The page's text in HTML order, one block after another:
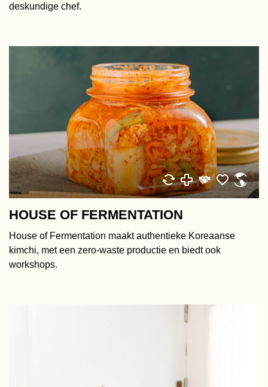
deskundige chef.
HOUSE OF FERMENTATION
House of Fermentation maakt authentieke Koreaanse
kimchi, met een zero-waste productie en biedt ook
workshops.